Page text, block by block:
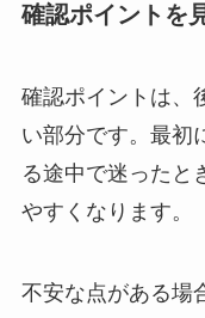
確認ポイントを
確認ポイントは、
い部分です。最初
る途中で迷ったと
やすくなります。
不安な点がある場